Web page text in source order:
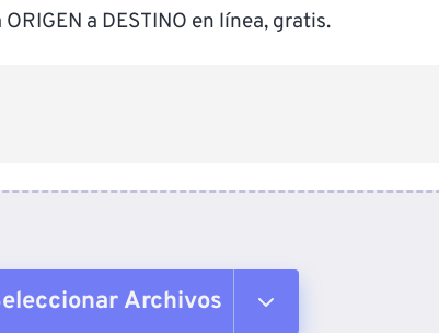
a DESTINO en línea, gratis.
Archivos